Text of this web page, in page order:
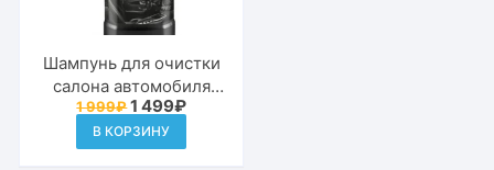
Шампунь для очистки
салона автомобиля
Karcher RM 651 6.296-
106.0
1 999₽Первоначальная
цена
составляла
1
1 499₽Текущая
цена:
499₽.
В КОРЗИНУ